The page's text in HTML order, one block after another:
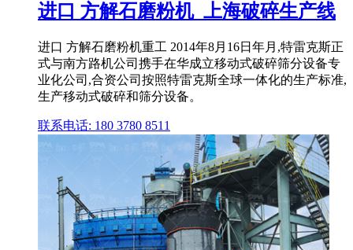
进口 方解石磨粉机_上海破碎生产线
进口 方解石磨粉机重工 2014年8月16日年月,特雷克斯正
式与南方路机公司携手在华成立移动式破碎筛分设备专
业化公司,合资公司按照特雷克斯全球一体化的生产标准,
生产移动式破碎和筛分设备。
联系电话: 180 3780 8511